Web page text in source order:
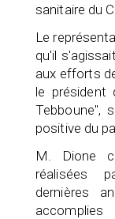
sanitaire du
Le
qu'il
aux efforts
le président
Tebboune",
positive du
M. Dione
réalisées
dernières